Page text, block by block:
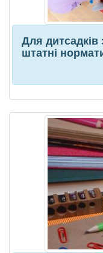
Для дитсадків
штатні